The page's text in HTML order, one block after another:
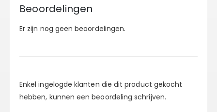
Beoordelingen
Er zijn nog geen beoordelingen.
Enkel ingelogde klanten die dit product gekocht
hebben, kunnen een beoordeling schrijven.